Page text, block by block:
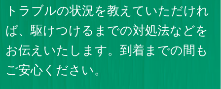
トラブルの状況を教えていただけれ
ば、駆けつけるまでの対処法などを
お伝えいたします。到着までの間も
ご安心ください。